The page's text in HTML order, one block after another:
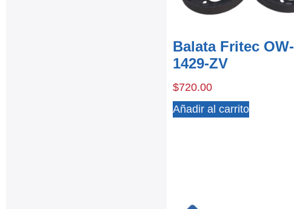
Balata Fritec OW-
1429-ZV
$720.00
Añadir al carrito